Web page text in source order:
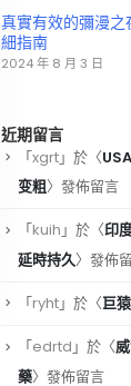
真實有效的彌漫
細指南
2024 年 8 月 3 日
近期留言
「xgrt」於〈
变粗〉發佈留言
「kuih 」於〈印
延時持久〉發佈
「ryht」於〈巨
「edrtd 」於〈
藥〉發佈留言